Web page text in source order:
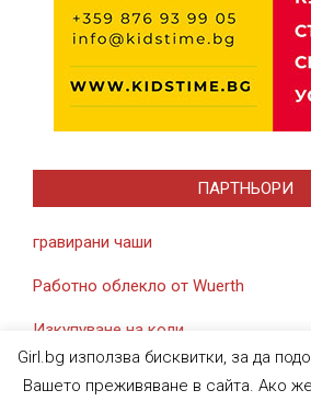
ПАРТНЬОРИ
гравирани чаши
Работно облекло от Wuerth
Изкупуване на коли
Girl.bg използва бисквитки, за да
Вашето преживяване в сайта. Ако